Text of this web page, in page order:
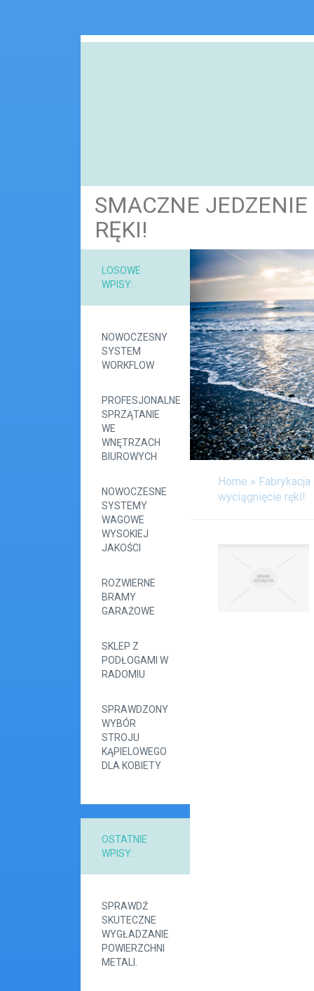
SMACZNE
RĘKI!
LOSOWE
WPISY:
NOWOCZESNY
SYSTEM
WORKFLOW
PROFESJONALNE
SPRZĄTANIE
WE
WNĘTRZACH
BIUROWYCH
NOWOCZESNE
SYSTEMY
WAGOWE
WYSOKIEJ
JAKOŚCI
ROZWIERNE
BRAMY
GARAŻOWE
SKLEP Z
PODŁOGAMI W
RADOMIU
SPRAWDZONY
WYBÓR
STROJU
KĄPIELOWEGO
DLA KOBIETY
OSTATNIE
WPISY:
SPRAWDŹ
SKUTECZNE
WYGŁADZANIE
POWIERZCHNI
METALI.
Home » Fabrykacja
wyciągnięcie ręki!